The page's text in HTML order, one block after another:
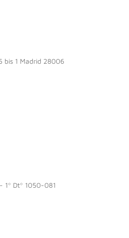
bis 1 Madrid 28006
1º Dtº 1050-081